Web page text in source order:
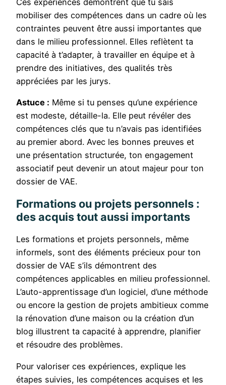
Ces expériences démontrent que tu sais
mobiliser des compétences dans un cadre où les
contraintes peuvent être aussi importantes que
dans le milieu professionnel. Elles reflètent ta
capacité à t’adapter, à travailler en équipe et à
prendre des initiatives, des qualités très
appréciées par les jurys.
Astuce : Même si tu penses qu’une expérience
est modeste, détaille-la. Elle peut révéler des
compétences clés que tu n’avais pas identifiées
au premier abord. Avec les bonnes preuves et
une présentation structurée, ton engagement
associatif peut devenir un atout majeur pour ton
dossier de VAE.
Formations ou projets personnels :
des acquis tout aussi importants
Les formations et projets personnels, même
informels, sont des éléments précieux pour ton
dossier de VAE s’ils démontrent des
compétences applicables en milieu professionnel.
L’auto-apprentissage d’un logiciel, d’une méthode
ou encore la gestion de projets ambitieux comme
la rénovation d’une maison ou la création d’un
blog illustrent ta capacité à apprendre, planifier
et résoudre des problèmes.
Pour valoriser ces expériences, explique les
étapes suivies, les compétences acquises et les